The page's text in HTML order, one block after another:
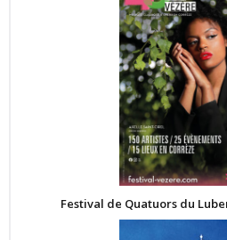
Festival de Quatuors du